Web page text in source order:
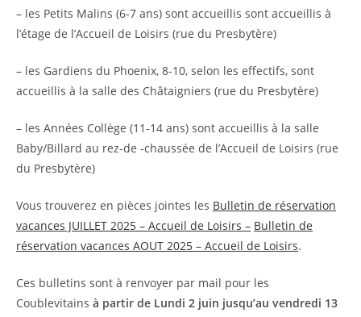
– les Petits Malins (6-7 ans) sont accueillis sont accueillis à
l’étage de l’Accueil de Loisirs (rue du Presbytère)
– les Gardiens du Phoenix, 8-10, selon les effectifs, sont
accueillis à la salle des Châtaigniers (rue du Presbytère)
– les Années Collège (11-14 ans) sont accueillis à la salle
Baby/Billard au rez-de -chaussée de l’Accueil de Loisirs (rue
du Presbytère)
Vous trouverez en pièces jointes les Bulletin de réservation
vacances JUILLET 2025 – Accueil de Loisirs – Bulletin de
réservation vacances AOUT 2025 – Accueil de Loisirs.
Ces bulletins sont à renvoyer par mail pour les
Coublevitains à partir de Lundi 2 juin jusqu’au vendredi 13